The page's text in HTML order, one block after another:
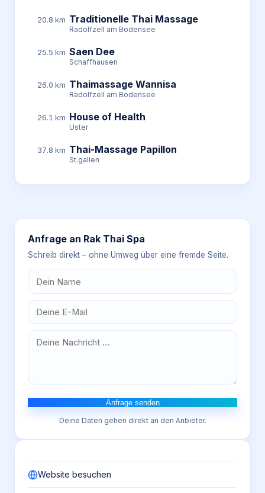
20.8 km Traditionelle Thai Massage
Radolfzell am Bodensee
25.5 km Saen Dee
Schaffhausen
26.0 km Thaimassage Wannisa
Radolfzell am Bodensee
26.1 km House of Health
Uster
37.8 km Thai-Massage Papillon
St.gallen
Anfrage an Rak Thai Spa
Schreib direkt – ohne Umweg über eine fremde Seite.
Anfrage senden
Deine Daten gehen direkt an den Anbieter.
Website besuchen